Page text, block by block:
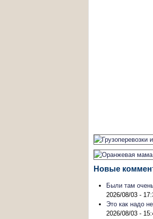
Новые
Были там
2026/08/03 -
Это как надо
2026/08/03 -